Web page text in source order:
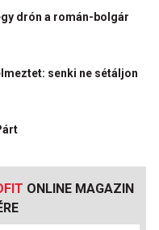
drón a román-bolgár
senki ne sétáljon
ONLINE MAGAZIN